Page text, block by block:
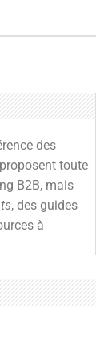
des
toute
B2B, mais
, des guides
à